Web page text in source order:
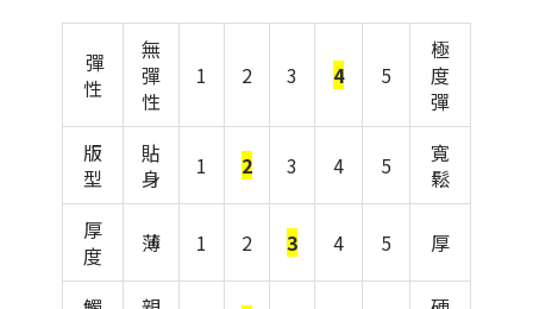
彈
性
無
彈
性
1 2 3 4 5
極
度
彈
版
型
貼
身
1 2 3 4 5
寬
鬆
厚
度
薄 1 2 3 4 5 厚